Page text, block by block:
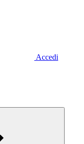
Accedi